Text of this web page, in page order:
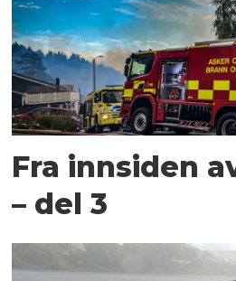
Fra innsiden
– del 3